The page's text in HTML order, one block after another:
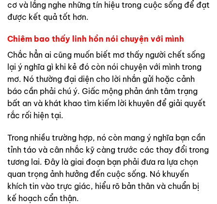
cơ và lắng nghe những tín hiệu trong cuộc sống để đạt
được kết quả tốt hơn.
Chiêm bao thấy linh hồn nói chuyện với mình
Chắc hẳn ai cũng muốn biết mơ thấy người chết sống
lại ý nghĩa gì khi kẻ đó còn nói chuyện với mình trong
mơ. Nó thường đại diện cho lời nhắn gửi hoặc cảnh
báo cần phải chú ý. Giấc mộng phản ánh tâm trạng
bất an và khát khao tìm kiếm lời khuyên để giải quyết
rắc rối hiện tại.
Trong nhiều trường hợp, nó còn mang ý nghĩa bạn cần
tỉnh táo và cân nhắc kỹ càng trước các thay đổi trong
tương lai. Đây là giai đoạn bạn phải đưa ra lựa chọn
quan trọng ảnh hưởng đến cuộc sống. Nó khuyến
khích tin vào trực giác, hiểu rõ bản thân và chuẩn bị
kế hoạch cẩn thận.